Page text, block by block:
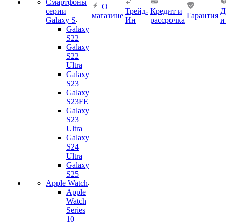
Смартфоны
серии
Galaxy S
Galaxy
S22
Galaxy
S22
Ultra
Galaxy
S23
Galaxy
S23FE
Galaxy
S23
Ultra
Galaxy
S24
Ultra
Galaxy
S25
Apple Watch
Apple
Watch
Series
10
О
магазине
Трейд-
Ин
Кредит и
рассрочка
Гарантия
и